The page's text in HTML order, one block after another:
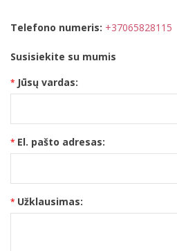
Telefono numeris: +37065828115
Susisiekite su mumis
Jūsų vardas:
El. pašto adresas:
Užklausimas: